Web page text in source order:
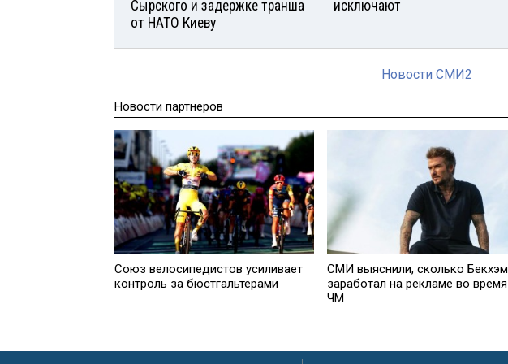
Сырского и задержке транша
от НАТО Киеву
исключают
Новости СМИ2
Новости партнеров
Союз велосипедистов усиливает
контроль за бюстгальтерами
СМИ выяснили, сколько Бекхэм
заработал на рекламе во время
ЧМ